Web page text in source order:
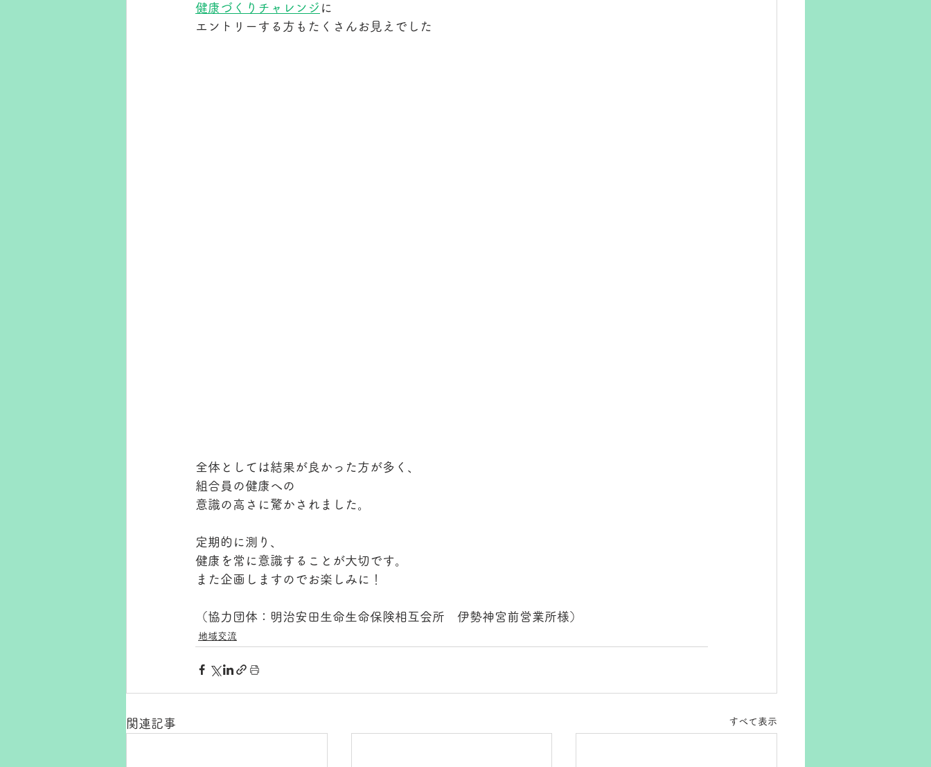
健康づくりチャレンジ に
エントリーする方もたくさんお見えでした
全体としては結果が良かった方が多く、
組合員の健康への
意識の高さに驚かされました。
定期的に測り、
健康を常に意識することが大切です。
また企画しますのでお楽しみに！
（協力団体：明治安田生命生命保険相互会所　伊勢神宮前営業所様）
地域交流
関連記事 すべて表示